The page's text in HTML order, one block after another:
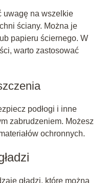
uwagę na wszelkie
ściany. Można je
papieru ściernego. W
warto zastosować
podłogi i inne
zabrudzeniem. Możesz
ochronnych.
gładzi, które można